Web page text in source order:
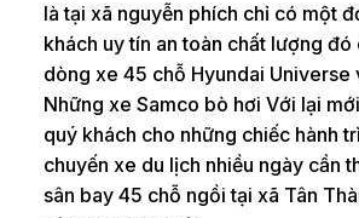
là tại xã nguyễn phích chỉ có một
khách uy tín an toàn chất lượng đó
dòng xe 45 chỗ Hyundai Universe
Những xe Samco bò hơi Với lại
quý khách cho những chiếc hành
chuyến xe du lịch nhiều ngày cần
sân bay 45 chỗ ngồi tại xã Tân